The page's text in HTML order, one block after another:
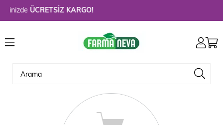
ÜCRETSİZ KARGO!